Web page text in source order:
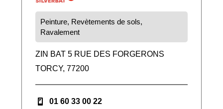
Peinture, Revètements de sols,
Ravalement
ZIN BAT 5 RUE DES FORGERONS
TORCY, 77200
01 60 33 00 22